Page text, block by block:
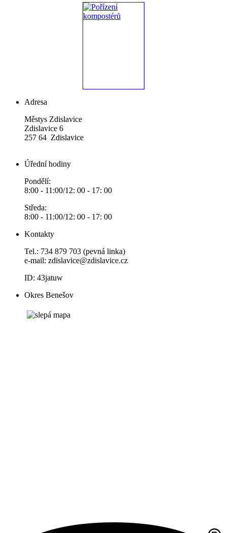
Adresa
Městys Zdislavice
Zdislavice 6
257 64 Zdislavice
Úřední hodiny
Pondělí:
8:00 - 11:00/12: 00 - 17: 00
Středa:
8:00 - 11:00/12: 00 - 17: 00
Kontakty
Tel.: 734 879 703 (pevná linka)
e-mail: zdislavice@zdislavice.cz
ID: 43jatuw
Okres Benešov